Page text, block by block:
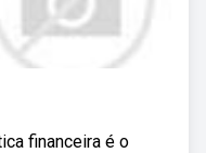
financeira é o